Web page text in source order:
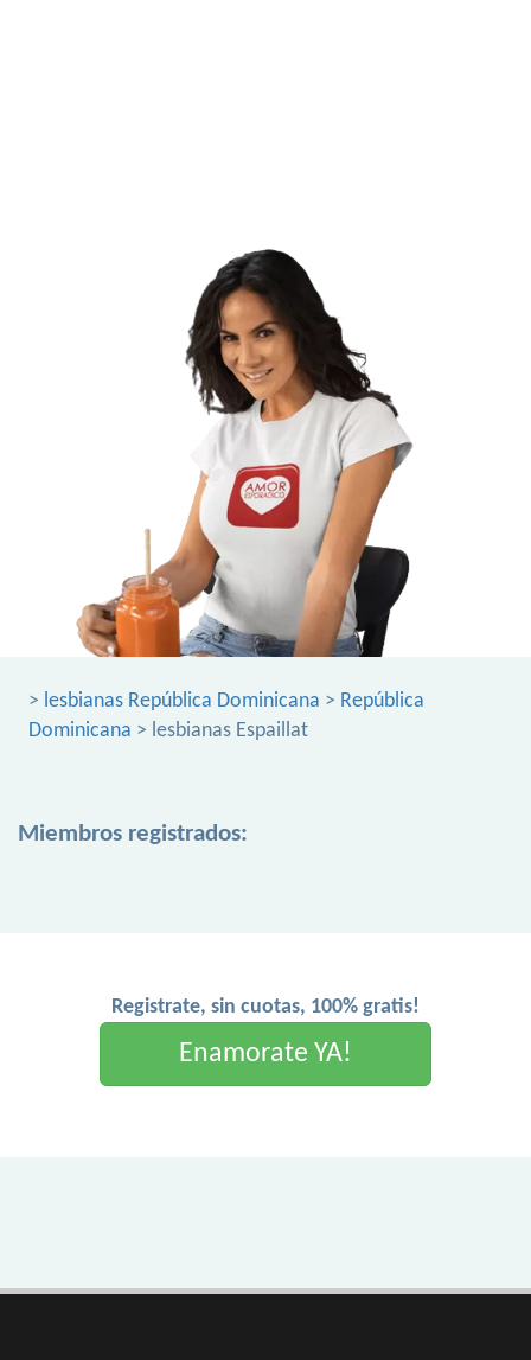
> lesbianas República Dominicana > República
Dominicana > lesbianas Espaillat
Miembros registrados:
Registrate, sin cuotas, 100% gratis!
Enamorate YA!